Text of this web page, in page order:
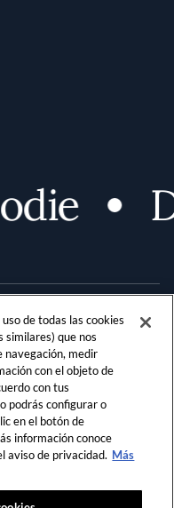
de todas las cookies
similares) que nos
navegación, medir
con el objeto de
con tus
podrás configurar o
en el botón de
información conoce
aviso de privacidad. Más